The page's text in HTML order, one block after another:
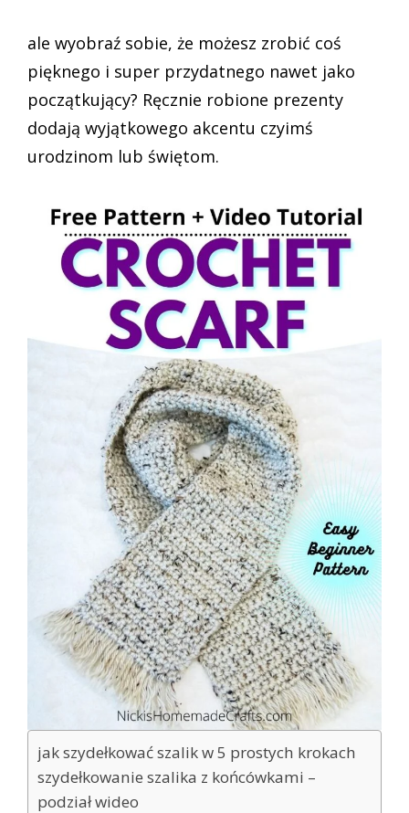
ale wyobraź sobie, że możesz zrobić coś
pięknego i super przydatnego nawet jako
początkujący? Ręcznie robione prezenty
dodają wyjątkowego akcentu czyimś
urodzinom lub świętom.
jak szydełkować szalik w 5 prostych krokach
szydełkowanie szalika z końcówkami –
podział wideo